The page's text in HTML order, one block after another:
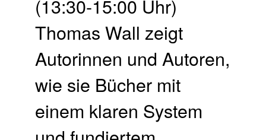
(13:30-15:00 Uhr)
Thomas Wall zeigt
Autorinnen und Autoren,
wie sie Bücher mit
einem klaren System